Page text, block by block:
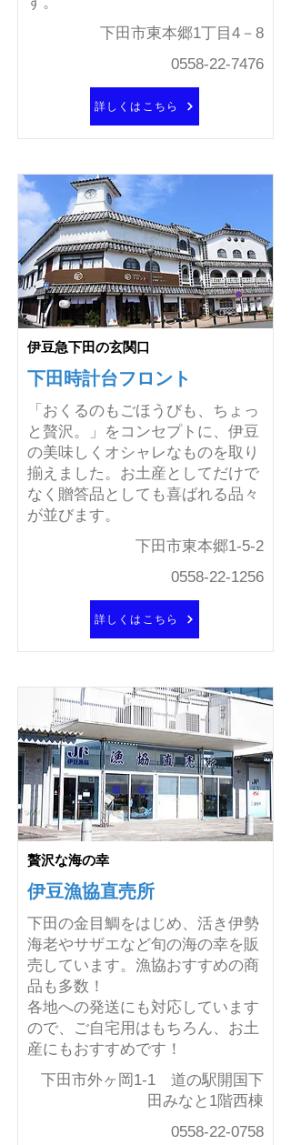
下田市東本郷1丁目4－8
0558-22-7476
詳しくはこちら
伊豆急下田の玄関口
下田時計台フロント
「おくるのもごほうびも、ちょっ
と贅沢。」をコンセプトに、伊豆
の美味しくオシャレなものを取り
揃えました。お土産としてだけで
なく贈答品としても喜ばれる品々
が並びます。
下田市東本郷1-5-2
0558-22-1256
詳しくはこちら
贅沢な海の幸
伊豆漁協直売所
下田の金目鯛をはじめ、活き伊勢
海老やサザエなど旬の海の幸を販
売しています。漁協おすすめの商
品も多数！
各地への発送にも対応しています
ので、ご自宅用はもちろん、お土
産にもおすすめです！
下田市外ヶ岡1-1 道の駅開国下
田みなと1階西棟
0558-22-0758